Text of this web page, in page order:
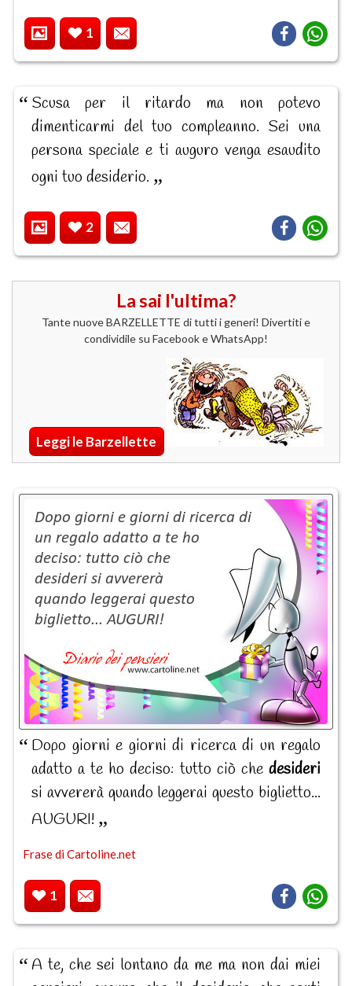
1
Scusa per il ritardo ma non potevo
dimenticarmi del tuo compleanno. Sei una
persona speciale e ti auguro venga esaudito
ogni tuo desiderio.
2
La sai l'ultima?
Tante nuove BARZELLETTE di tutti i generi! Divertiti e
condividile su Facebook e WhatsApp!
Leggi le Barzellette
Dopo giorni e giorni di ricerca di un regalo
adatto a te ho deciso: tutto ciò che desideri
si avvererà quando leggerai questo biglietto...
AUGURI!
Frase di Cartoline.net
1
A te, che sei lontano da me ma non dai miei